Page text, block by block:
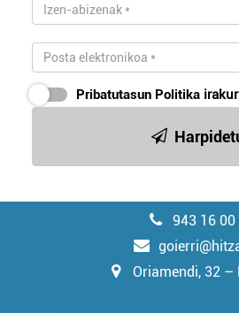
Pribatutasun Politika
943 16 00
Oriamendi, 32 –